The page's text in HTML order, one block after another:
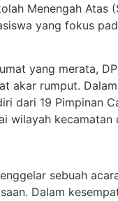
Menengah Atas
yang fokus
yang merata,
akar rumput.
dari 19 Pimpinan
wilayah kecamatan
sebuah
Dalam